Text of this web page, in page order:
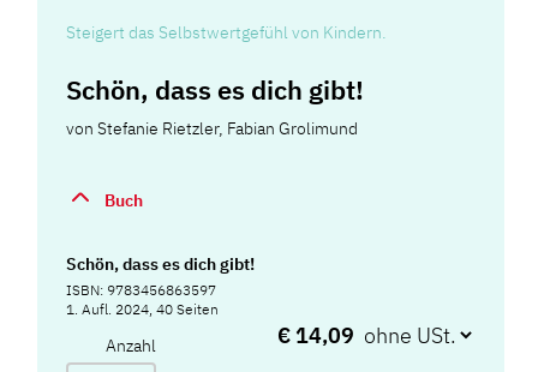
Steigert das Selbstwertgefühl von Kindern.
Schön, dass es dich gibt!
vonStefanie Rietzler, Fabian Grolimund
Buch
Schön, dass es dich gibt!
ISBN: 9783456863597
1. Aufl. 2024, 40 Seiten
Anzahl € 14,09